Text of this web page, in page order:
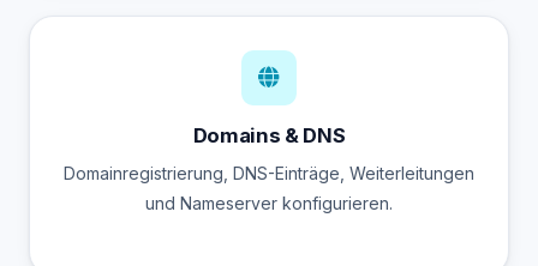
Domains & DNS
Domainregistrierung, DNS-Einträge, Weiterleitungen
und Nameserver konfigurieren.